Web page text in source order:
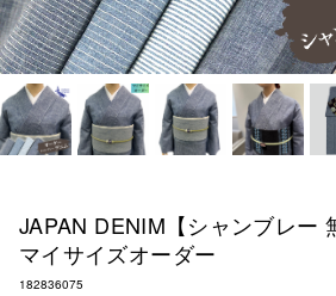
JAPAN DENIM【シャンブレー
マイサイズオーダー
182836075